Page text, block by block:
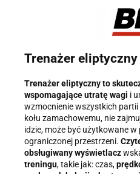
konieczna, do udzielenia
wycofana, kontaktując się z
lub telefon+48
zapytanie lub cofnięcia zgody.
przysługuje prawo dostępu do
przetwarzania, a także prawo
Urzędu Ochrony Danych
Trenażer eliptyczny
Trenażer eliptyczny to
wspomagające utratę wagi i
wzmocnienie wszystkich partii
kołu zamachowemu, nie
idzie, może być użytkowane
ograniczonej przestrzeni.
obsługiwany wyświetlacz
treningu, takie jak: czas,